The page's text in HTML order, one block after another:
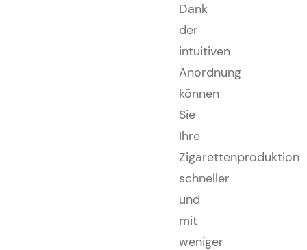
Dank
der
intuitiven
Anordnung
können
Sie
Ihre
Zigarettenproduktion
schneller
und
mit
weniger